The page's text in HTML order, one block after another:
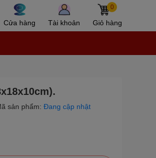
Cửa hàng Tài khoản
0
Giỏ hàng
sản phẩm: Đang cập nhật